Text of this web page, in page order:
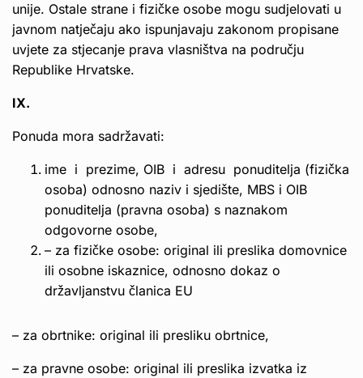
unije. Ostale strane i fizičke osobe mogu sudjelovati u
javnom natječaju ako ispunjavaju zakonom propisane
uvjete za stjecanje prava vlasništva na području
Republike Hrvatske.
IX.
Ponuda mora sadržavati:
ime i prezime, OIB i adresu ponuditelja (fizička
osoba) odnosno naziv i sjedište, MBS i OIB
ponuditelja (pravna osoba) s naznakom
odgovorne osobe,
– za fizičke osobe: original ili preslika domovnice
ili osobne iskaznice, odnosno dokaz o
državljanstvu članica EU
– za obrtnike: original ili presliku obrtnice,
– za pravne osobe: original ili preslika izvatka iz